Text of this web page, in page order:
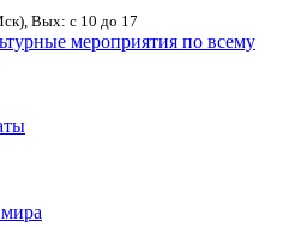
Вых: с 10 до 17
мероприятия по всему